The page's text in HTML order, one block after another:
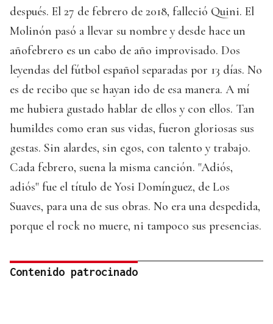
después. El 27 de febrero de 2018, falleció Quini. El
Molinón pasó a llevar su nombre y desde hace un
añofebrero es un cabo de año improvisado. Dos
leyendas del fútbol español separadas por 13 días. No
es de recibo que se hayan ido de esa manera. A mí
me hubiera gustado hablar de ellos y con ellos. Tan
humildes como eran sus vidas, fueron gloriosas sus
gestas. Sin alardes, sin egos, con talento y trabajo.
Cada febrero, suena la misma canción. "Adiós,
adiós" fue el título de Yosi Domínguez, de Los
Suaves, para una de sus obras. No era una despedida,
porque el rock no muere, ni tampoco sus presencias.
Contenido patrocinado